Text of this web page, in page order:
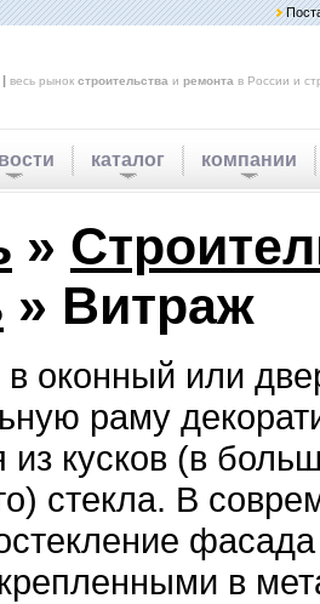
| весь рынок строительства и ремонта в России и
каталог компании
»
» Витраж
в оконный или
раму
кусков (в
стекла. В
в